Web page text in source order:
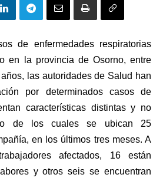
de enfermedades respiratorias
en la provincia de Osorno, entre
las autoridades de Salud han
por determinados casos de
características distintas y no
de los cuales se ubican 25
en los últimos tres meses. A
afectados, 16 están
y otros seis se encuentran